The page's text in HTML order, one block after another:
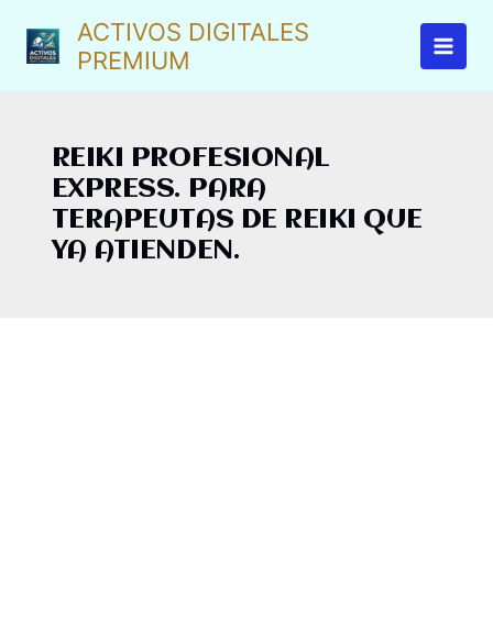
contenido
ACTIVOS DIGITALES
PREMIUM
REIKI PROFESIONAL
EXPRESS. PARA
TERAPEUTAS DE REIKI QUE
YA ATIENDEN.